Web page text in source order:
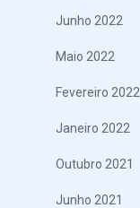
Junho 2022
Maio 2022
Fevereiro 2022
Janeiro 2022
Outubro 2021
Junho 2021